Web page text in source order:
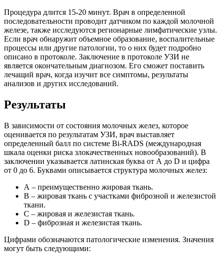
Процедура длится 15-20 минут. Врач в определенной
последовательности проводит датчиком по каждой молочной
железе, также исследуются регионарные лимфатические узлы.
Если врач обнаружит объемное образование, воспалительные
процессы или другие патологии, то о них будет подробно
описано в протоколе. Заключение в протоколе УЗИ не
является окончательным диагнозом. Его сможет поставить
лечащий врач, когда изучит все симптомы, результаты
анализов и других исследований.
Результаты
В зависимости от состояния молочных желез, которое
оценивается по результатам УЗИ, врач выставляет
определенный балл по системе Bi-RADS (международная
шкала оценки риска злокачественных новообразований). В
заключении указывается латинская буква от А до D и цифра
от 0 до 6. Буквами описывается структура молочных желез:
А – преимущественно жировая ткань.
В – жировая ткань с участками фиброзной и железистой
ткани.
С – жировая и железистая ткань.
D – фиброзная и железистая ткань.
Цифрами обозначаются патологические изменения. Значения
могут быть следующими: